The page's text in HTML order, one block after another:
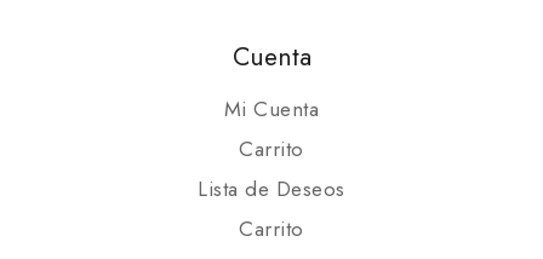
Cuenta
Mi Cuenta
Carrito
Lista de Deseos
Carrito